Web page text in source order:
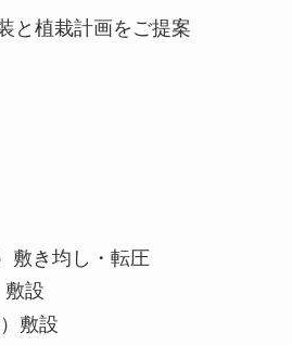
と植栽計画をご提案
敷き均し・転圧
敷設
敷設